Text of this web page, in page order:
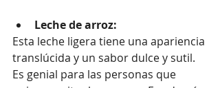
Leche de arroz:
Esta leche ligera tiene una apariencia
translúcida y un sabor dulce y sutil.
Es genial para las personas que